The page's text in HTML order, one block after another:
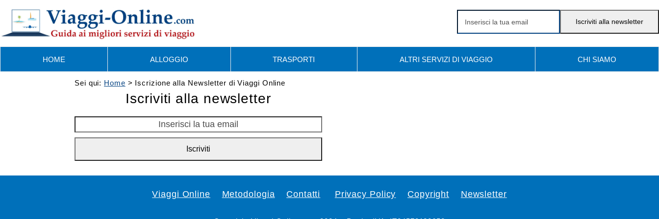
content
Inserisci
la
tua
email
Iscriviti alla newsletter
HOME ALLOGGIO TRASPORTI ALTRI SERVIZI DI VIAGGIO CHI SIAMO
Sei qui: Home > Iscrizione alla Newsletter di Viaggi Online
Iscriviti alla newsletter
la
email
Iscriviti
Viaggi Online Metodologia Contatti Privacy Policy Copyright Newsletter